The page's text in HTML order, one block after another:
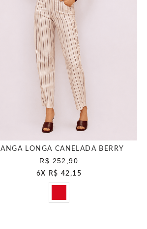
LONGA CANELADA BERRY
R$ 252,90
6X R$ 42,15